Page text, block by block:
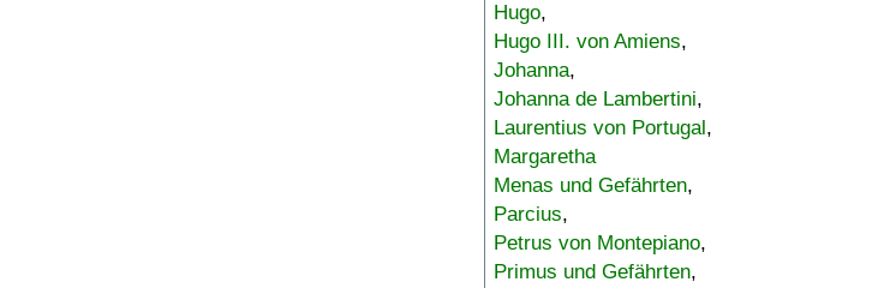
Hugo,
Hugo III. von Amiens,
Johanna,
Johanna de Lambertini,
Laurentius von Portugal,
Margaretha
Menas und Gefährten,
Parcius,
Petrus von Montepiano,
Primus und Gefährten,